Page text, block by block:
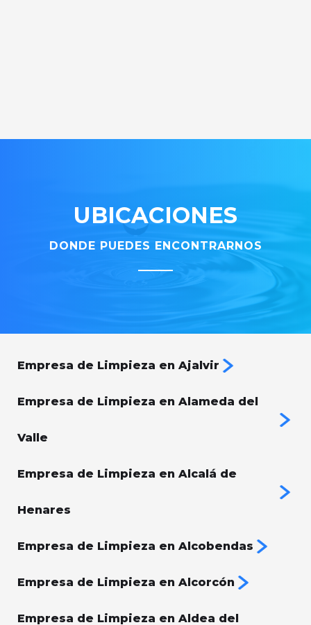
UBICACIONES
DONDE PUEDES ENCONTRARNOS
Empresa de Limpieza en Ajalvir
Empresa de Limpieza en Alameda del
Valle
Empresa de Limpieza en Alcalá de
Henares
Empresa de Limpieza en Alcobendas
Empresa de Limpieza en Alcorcón
Empresa de Limpieza en Aldea del